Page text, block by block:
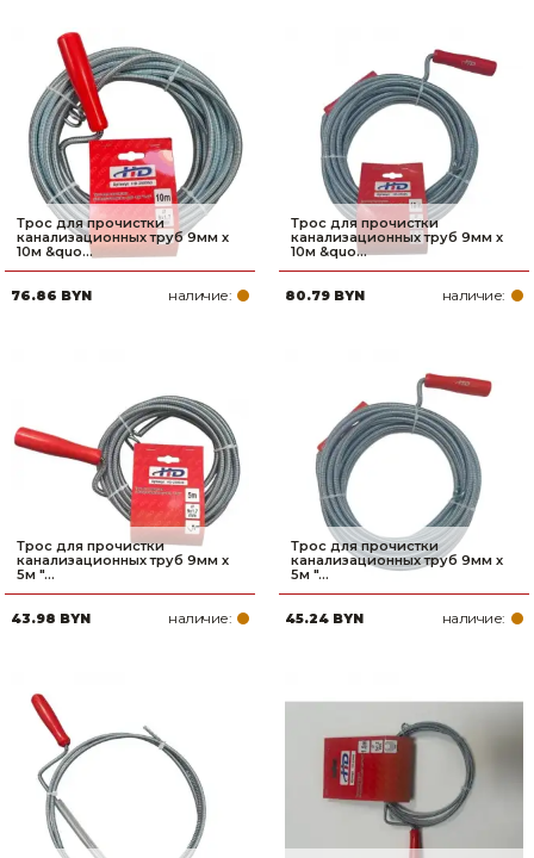
Трос для прочистки
канализационных труб 9мм х
10м &quo...
76.86 BYN наличие:
Трос для прочистки
канализационных труб 9мм х
10м &quo...
80.79 BYN наличие:
Трос для прочистки
канализационных труб 9мм х
5м "...
43.98 BYN наличие:
Трос для прочистки
канализационных труб 9мм х
5м "...
45.24 BYN наличие: